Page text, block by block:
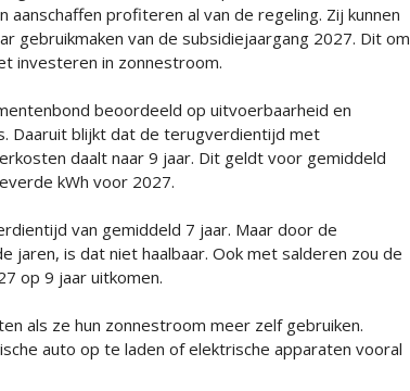
profiteren al van de regeling. Zij kunnen
gebruikmaken van de subsidiejaargang 2027. Dit om
investeren in zonnestroom.
beoordeeld op uitvoerbaarheid en
Daaruit blijkt dat de terugverdientijd met
daalt naar 9 jaar. Dit geldt voor gemiddeld
kWh voor 2027.
van gemiddeld 7 jaar. Maar door de
jaren, is dat niet haalbaar. Ook met salderen zou de
op 9 jaar uitkomen.
als ze hun zonnestroom meer zelf gebruiken.
auto op te laden of elektrische apparaten vooral